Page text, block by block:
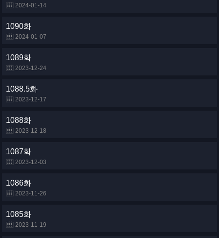
2024-01-14
1090화
2024-01-07
1089화
2023-12-24
1088.5화
2023-12-17
1088화
2023-12-18
1087화
2023-12-03
1086화
2023-11-26
1085화
2023-11-19